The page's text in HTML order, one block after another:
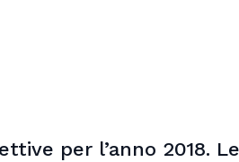
per l’anno 2018.